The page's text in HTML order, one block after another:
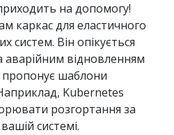
на допомогу!
каркас для еластичного
систем. Він опікується
відновленням
пропонує шаблони
Kubernetes
розгортання за
системі.